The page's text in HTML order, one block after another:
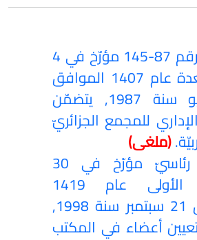
مرسوم رقم 87-145 مؤرّخ في 4
ذي القعدة عام 1407 الموافق
30 يونيو سنة 1987, يتضمّن
للمجمع الجزائريّ
(ملغى)
مرسوم رئاسيّ مؤرّخ في 30
جمادى الأولى عام 1419
الموافق 21 سبتمبر سنة 1998,
أعضاء في المكتب